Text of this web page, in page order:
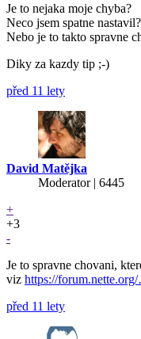
Je to nejaka moje chyba?
Neco jsem spatne nastavil?
Nebo je to takto spravne
Diky za kazdy tip ;-)
před 11 lety
David Matějka
Moderator | 6445
+
+3
-
Je to spravne chovani,
viz https://
před 11 lety